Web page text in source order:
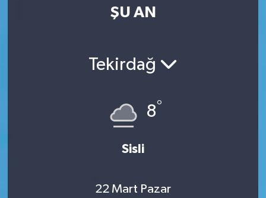
ŞU AN
Tekirdağ
8°
Sisli
22 Mart Pazar